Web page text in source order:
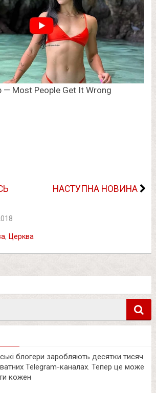
НАСТУПНА НОВИНА
, Церква
блогери заробляють десятки тисяч
Telegram-каналах. Тепер це може
кожен